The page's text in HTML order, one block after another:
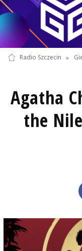
Radio Szczecin »
Agatha
the